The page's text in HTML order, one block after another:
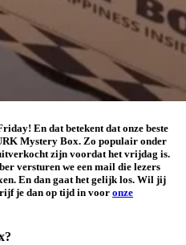
En dat betekent dat onze beste
Mystery Box. Zo populair onder
zijn voordat het vrijdag is.
versturen we een mail die lezers
En dan gaat het gelijk los. Wil jij
je dan op tijd in voor onze